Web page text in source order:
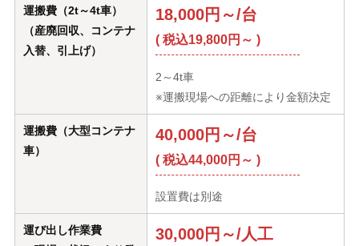
運搬費（2t～4t車）
（産廃回収、コンテナ
入替、引上げ）
18,000円～/台
( 税込19,800円～ )
2～4t車
※運搬現場への距離により金額決定
運搬費（大型コンテナ
車）
40,000円～/台
( 税込44,000円～ )
設置費は別途
運び出し作業費
30,000円～/人工